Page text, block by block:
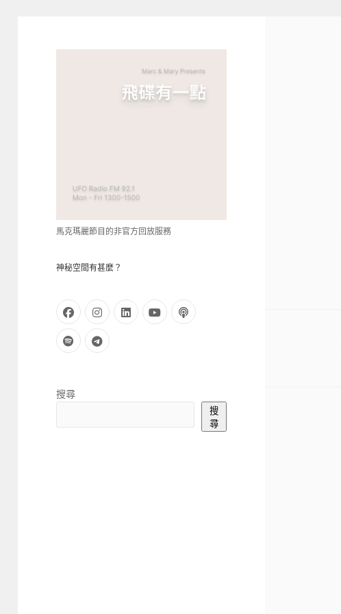
秘
空
間
馬克瑪麗節目的非官方回放服務
神秘空間有甚麼？
facebookinstagram
linkedinyoutubepodcast
spotifytelegram
Sidebar
搜尋
搜
尋